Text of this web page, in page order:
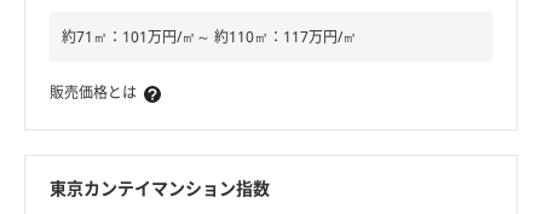
約71㎡：101万円/㎡～ 約110㎡：117万円/㎡
販売価格とは
東京カンテイマンション指数